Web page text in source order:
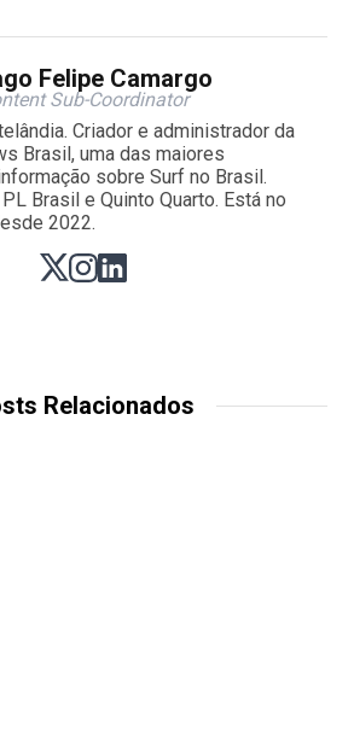
Felipe Camargo
Sub-Coordinator
Criador e administrador da
Brasil, uma das maiores
sobre Surf no Brasil.
Brasil e Quinto Quarto. Está no
2022.
Relacionados